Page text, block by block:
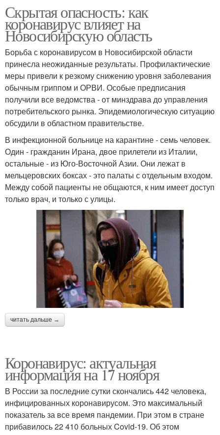
Скрытая опасность: как
коронавирус влияет на
Новосибирскую область
Борьба с коронавирусом в Новосибирской области
принесла неожиданные результаты. Профилактические
меры привели к резкому снижению уровня заболевания
обычным гриппом и ОРВИ. Особые предписания
получили все ведомства - от минздрава до управления
потребительского рынка. Эпидемиологическую ситуацию
обсудили в областном правительстве.
В инфекционной больнице на карантине - семь человек.
Один - гражданин Ирана, двое прилетели из Италии,
остальные - из Юго-Восточной Азии. Они лежат в
мельцеровских боксах - это палаты с отдельным входом.
Между собой пациенты не общаются, к ним имеет доступ
только врач, и только с улицы.
читать дальше →
Коронавирус: актуальная
информация на 17 ноября
В России за последние сутки скончались 442 человека,
инфицированных коронавирусом. Это максимальный
показатель за все время пандемии. При этом в стране
прибавилось 22 410 больных Covid-19. Об этом